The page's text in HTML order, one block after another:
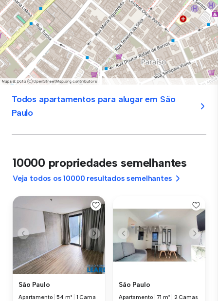
Todos apartamentos para alugar em São
Paulo
10000 propriedades semelhantes
Veja todos os 10000 resultados semelhantes
São Paulo
Apartamento |54 m² 1 Cama
São Paulo
Apartamento |71 m² 2 Camas